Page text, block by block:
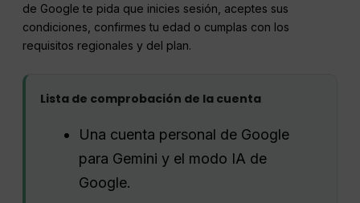
de Google te pida que inicies sesión, aceptes sus
condiciones, confirmes tu edad o cumplas con los
requisitos regionales y del plan.
Lista de comprobación de la cuenta
Una cuenta personal de Google
para Gemini y el modo IA de
Google.